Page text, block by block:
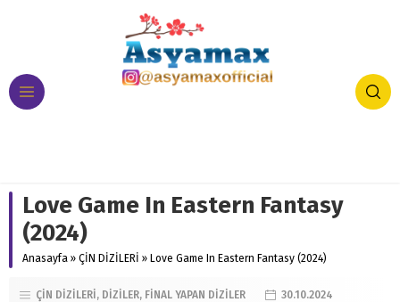
Love Game In Eastern Fantasy
(2024)
Anasayfa » ÇİN DİZİLERİ » Love Game In Eastern Fantasy (2024)
ÇİN DİZİLERİ DİZİLER FİNAL YAPAN DİZİLER 30.10.2024